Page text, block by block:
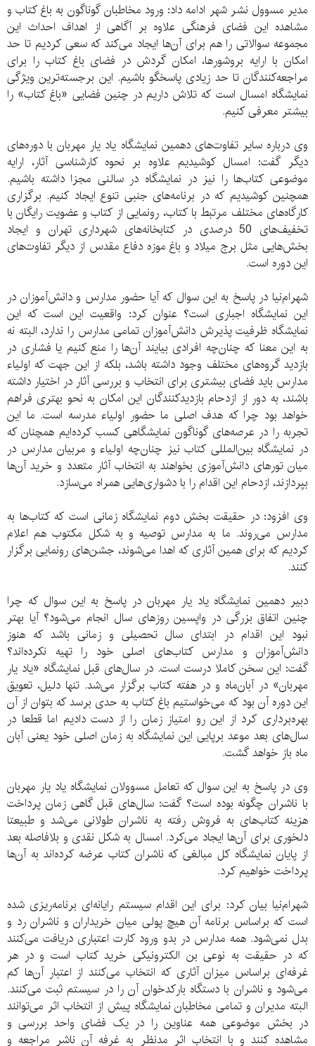
مدیر مسوول نشر شهر ادامه داد: ورود مخاطبان گوناگون به باغ کتاب و
مشاهده این فضای فرهنگی علاوه بر آگاهی از اهداف احداث این
مجموعه سوالاتی را هم برای آن‌ها ایجاد می‌کند که سعی کردیم تا حد
امکان با ارایه بروشورها، امکان گردش در فضای باغ کتاب را برای
مراجعه‌کنندگان تا حد زیادی پاسخگو باشیم. این برجسته‌ترین ویژگی
نمایشگاه امسال است که تلاش داریم در چنین فضایی «باغ کتاب» را
بیشتر معرفی کنیم.
وی درباره سایر تفاوت‌های دهمین نمایشگاه یاد یار مهربان با دوره‌های
دیگر گفت: امسال کوشیدیم علاوه بر نحوه کارشناسی آثار، ارایه
موضوعی کتاب‌ها را نیز در نمایشگاه در سالنی مجزا داشته باشیم.
همچنین کوشیدیم که در برنامه‌های جنبی تنوع ایجاد کنیم. برگزاری
کارگاه‌های مختلف مرتبط با کتاب، رونمایی از کتاب و عضویت رایگان با
تخفیف‌های 50 درصدی در کتابخانه‌های شهرداری تهران و ایجاد
بخش‌هایی مثل برج میلاد و باغ موزه دفاع مقدس از دیگر تفاوت‌های
این دوره‌ است.
شهرام‌نیا در پاسخ به این سوال که آیا حضور مدارس و دانش‌آموزان در
این نمایشگاه اجباری است؟ عنوان کرد: واقعیت این است که این
نمایشگاه ظرفیت پذیرش دانش‌آموزان تمامی مدارس را ندارد، البته نه
به این معنا که چنان‌چه افرادی بیایند آن‌ها را منع کنیم یا فشاری در
بازدید گروه‌های مختلف وجود داشته باشد، بلکه از این جهت که اولیاء
مدارس باید فضای بیشتری برای انتخاب و بررسی آثار در اختیار داشته
باشند، به دور از ازدحام بازدیدکنندگان این امکان به نحو بهتری فراهم
خواهد بود چرا که هدف اصلی ما حضور اولیاء مدرسه‌ است. ما این
تجربه را در عرصه‌های گوناگون نمایشگاهی کسب کرده‌ایم همچنان که
در نمایشگاه بین‌المللی کتاب نیز چنان‌چه اولیاء و مربیان مدارس در
میان تورهای دانش‌آموزی بخواهند به انتخاب آثار متعدد و خرید آن‌ها
بپردازند، ازدحام این اقدام را با دشواری‌‌هایی همراه می‌سازد.
وی افزود: در حقیقت بخش دوم نمایشگاه زمانی است که کتاب‌ها به
مدارس می‌روند. ما به مدارس توصیه و به شکل مکتوب هم اعلام
کردیم که برای همین آثاری که اهدا می‌شوند، جشن‌های رونمایی برگزار
کنند.
دبیر دهمین نمایشگاه یاد یار مهربان در پاسخ به این سوال که چرا
چنین اتفاق بزرگی در واپسین روزهای سال انجام می‌شود؟ آیا بهتر
نبود این اقدام در ابتدای سال تحصیلی و زمانی باشد که هنوز
دانش‌آموزان و مدارس کتاب‌های اصلی خود را تهیه نکرده‌اند؟
گفت: این سخن کاملا درست است. در سال‌های قبل نمایشگاه «یاد یار
مهربان» در آبان‌ماه و در هفته کتاب برگزار می‌شد. تنها دلیل، تعویق
این دوره آن بود که می‌خواستیم باغ کتاب به حدی برسد که بتوان از آن
بهره‌برداری کرد از این رو امتیاز زمان را از دست دادیم اما قطعا در
سال‌های بعد موعد برپایی این نمایشگاه به زمان اصلی خود یعنی آبان
ماه باز خواهد گشت.
وی در پاسخ به این سوال که تعامل مسوولان نمایشگاه یاد یار مهربان
با ناشران چگونه بوده است؟ گفت: سال‌های قبل گاهی زمان پرداخت
هزینه کتاب‌های به فروش رفته به ناشران طولانی می‌شد و طبیعتا
دلخوری برای آن‌ها ایجاد می‌کرد. امسال به شکل نقدی و بلافاصله بعد
از پایان نمایشگاه کل مبالغی که ناشران کتاب عرضه کرده‌اند به آن‌ها
پرداخت خواهیم کرد.
شهرام‌نیا بیان کرد: برای این اقدام سیستم رایانه‌ای برنامه‌ریزی شده
است که براساس برنامه آن هیچ پولی میان خریداران و ناشران رد و
بدل نمی‌شود. همه مدارس در بدو ورود کارت اعتباری دریافت می‌کنند
که در حقیقت به نوعی بن‌ الکترونیکی خرید کتاب است و در هر
غرفه‌ای براساس میزان آثاری که انتخاب می‌کنند از اعتبار آن‌ها کم
می‌شود و ناشران با دستگاه بارکدخوان آن را در سیستم ثبت می‌کنند.
البته مدیران و تمامی مخاطبان نمایشگاه پیش از انتخاب اثر می‌توانند
در بخش موضوعی همه عناوین را در یک فضای واحد بررسی و
مشاهده کنند و با انتخاب اثر مدنظر به غرفه آن ناشر مراجعه و